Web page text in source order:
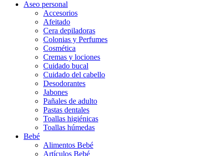
Aseo personal
Accesorios
Afeitado
Cera depiladoras
Colonias y Perfumes
Cosmética
Cremas y lociones
Cuidado bucal
Cuidado del cabello
Desodorantes
Jabones
Pañales de adulto
Pastas dentales
Toallas higiénicas
Toallas húmedas
Bebé
Alimentos Bebé
Artículos Bebé